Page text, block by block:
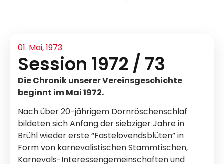
01. Mai, 1973
Session 1972 / 73
Die Chronik unserer Vereinsgeschichte
beginnt im Mai 1972.
Nach über 20-jährigem Dornröschenschlaf
bildeten sich Anfang der siebziger Jahre in
Brühl wieder erste “Fastelovendsblüten” in
Form von karnevalistischen Stammtischen,
Karnevals-Interessengemeinschaften und